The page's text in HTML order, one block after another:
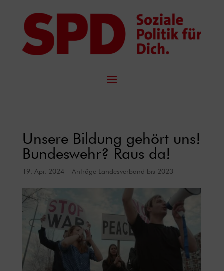
Unsere Bildung gehört uns!
Bundeswehr? Raus da!
19. Apr. 2024 Anträge Landesverband bis 2023